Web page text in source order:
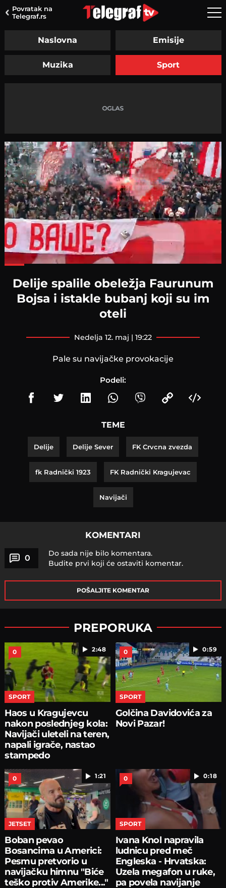
Povratak na
Telegraf.rs
Naslovna Emisije
Muzika Sport
Delije spalile obeležja Faurunum
Bojsa i istakle bubanj koji su im
oteli
nedelja 12. maj | 19:22
Pale su navijačke provokacije
Podeli:
TEME
Delije Delije Sever FK Crvcna zvezda
fk Radnički 1923 FK Radnički Kragujevac
Navijači
KOMENTARI
0
Do sada nije bilo komentara.
Budite prvi koji će ostaviti komentar.
POŠALJITE KOMENTAR
PREPORUKA
2:48
0
SPORT
Haos u Kragujevcu
nakon poslednjeg kola:
Navijači uleteli na teren,
napali igrače, nastao
stampedo
0:59
0
SPORT
Golčina Davidovića za
Novi Pazar!
1:21
0
JETSET
Boban pevao
Bosancima u Americi:
Pesmu pretvorio u
navijačku himnu "Biće
teško protiv Amerike..."
0:18
0
SPORT
Ivana Knol napravila
ludnicu pred meč
Engleska - Hrvatska:
Uzela megafon u ruke,
pa povela navijanje